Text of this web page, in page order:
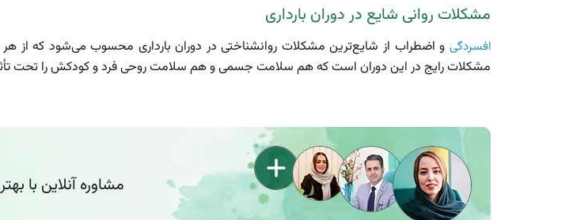
مشکلات روانی شایع در دوران بارداری
افسردگی
مشکلات رایج در این دوران است که هم سلامت جسمی و هم سلامت روحی فرد و کودکش را تحت
مشاوره آنلاین با